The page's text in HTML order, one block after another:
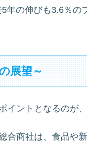
年の伸びも3.6％
展望～
イントとなるのが
合商社は、食品や